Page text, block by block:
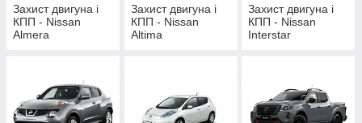
Захист двигуна і
КПП - Nissan
Almera
Захист двигуна і
КПП - Nissan
Altima
Захист двигуна і
КПП - Nissan
Interstar